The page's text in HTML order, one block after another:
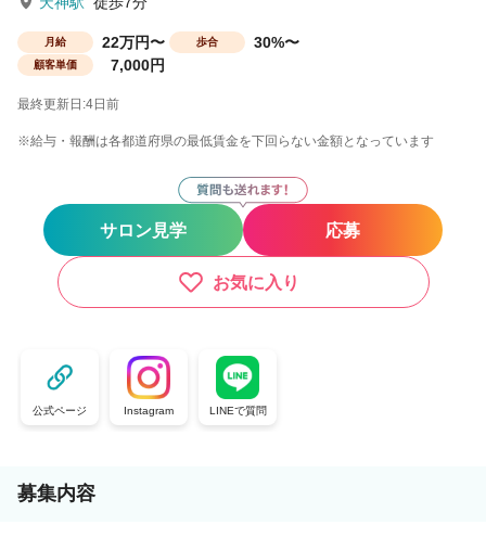
月給 22万円〜 歩合 30%〜
顧客単価 7,000円
最終更新日:4日前
※給与・報酬は各都道府県の最低賃金を下回らない金額となっています
サロン見学 応募
お気に入り
公式ページ Instagram LINEで質問
募集内容